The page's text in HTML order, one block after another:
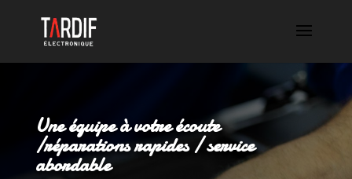
Une équipe à votre écoute
/réparations rapides / service
abordable